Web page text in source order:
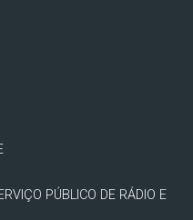
PÚBLICO DE RÁDIO E